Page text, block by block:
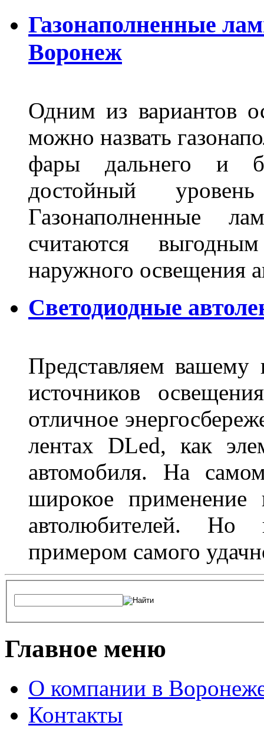
Газонаполненные
Воронеж
Одним из вариантов
можно назвать
фары дальнего и
достойный
Газонаполненные
считаются
наружного освещения
Светодиодные
Представляем
источников
отличное
лентах DLed, как
автомобиля. На
широкое
автолюбителей. Но
примером самого
Главное меню
О компании в
Контакты